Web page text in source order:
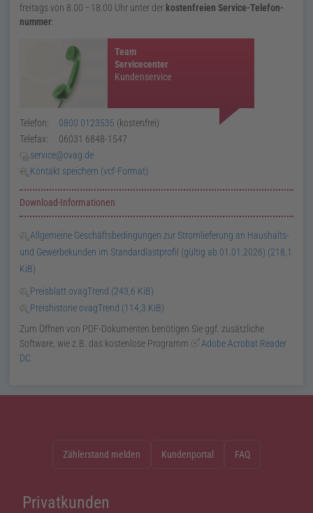
freitags von 8.00 –18.00 Uhr unter der kosten­freien Service-Telefon­
nummer:
Team
Servicecenter
Kundenservice
Telefon: 0800 0123535 (kostenfrei)
Telefax:
06031 6848-1547
service@ovag.de
Kontakt speichern (vcf-Format)
Download-Informationen
Allgemeine Geschäftsbedingungen zur Stromlieferung an Haushalts-
und Gewerbekunden im Standardlastprofil (gültig ab 01.01.2026) (218,1
KiB)
Preisblatt ovagTrend (243,6 KiB)
Preishistorie ovagTrend (114,3 KiB)
Zum Öffnen von PDF-Dokumenten benötigen Sie ggf. zusätzliche
Software, wie z. B. das kostenlose Programm
Adobe Acrobat Reader
DC
Zählerstand melden Kundenportal FAQ
Privatkunden